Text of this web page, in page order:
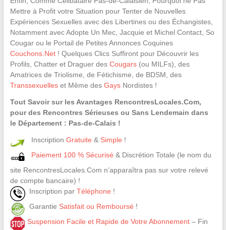
Mettre à Profit votre Situation pour Tenter de Nouvelles
Expériences Sexuelles avec des Libertines ou des Échangistes,
Notamment avec Adopte Un Mec, Jacquie et Michel Contact, So
Cougar ou le Portail de Petites Annonces Coquines
Couchons.Net! Quelques Clics Suffiront pour Découvrir les
Profils, Chatter et Draguer des Cougars(ou MILFs), des
Amatrices de Triolisme, de Fétichisme, de BDSM, des
Transsexuelleset Même des GaysNordistes !
Tout Savoir sur les Avantages RencontresLocales.Com,
pour des Rencontres Sérieuses ou Sans Lendemain dans
le Département : Pas-de-Calais !
Inscription Gratuite & Simple !
Paiement 100 % Sécurisé & Discrétion Totale (le nom du
site RencontresLocales.Com n’apparaîtra pas sur votre relevé
de compte bancaire) !
Inscription par Téléphone !
Garantie Satisfait ou Remboursé !
Suspension Facile et Rapide de Votre Abonnement– Fin